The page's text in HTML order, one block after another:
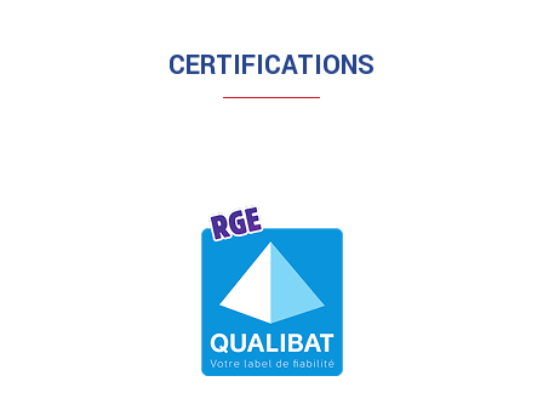
CERTIFICATIONS